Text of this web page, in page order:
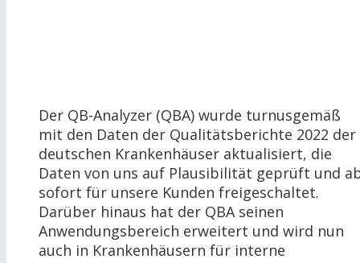
Der QB-Analyzer (QBA) wurde turnusgemäß
mit den Daten der Qualitätsberichte 2022 der
deutschen Krankenhäuser aktualisiert, die
Daten von uns auf Plausibilität geprüft und
sofort für unsere Kunden freigeschaltet.
Darüber hinaus hat der QBA seinen
Anwendungsbereich erweitert und wird nun
auch in Krankenhäusern für interne